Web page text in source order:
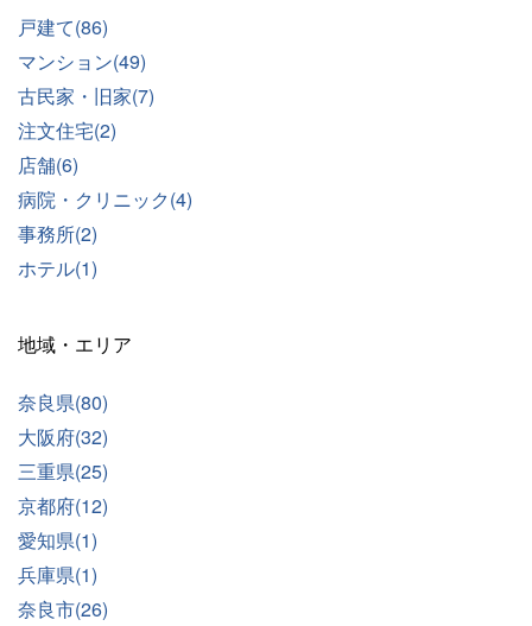
戸建て(86)
マンション(49)
古民家・旧家(7)
注文住宅(2)
店舗(6)
病院・クリニック(4)
事務所(2)
ホテル(1)
地域・エリア
奈良県(80)
大阪府(32)
三重県(25)
京都府(12)
愛知県(1)
兵庫県(1)
奈良市(26)